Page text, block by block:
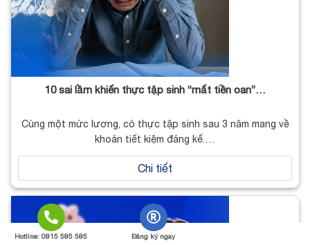
10 sai lầm khiến thực tập sinh “mất tiền oan”…
Cùng một mức lương, có thực tập sinh sau 3 năm mang về
khoản tiết kiệm đáng kể.…
Chi tiết
Hotline: 0815 585 585 Đăng ký ngay